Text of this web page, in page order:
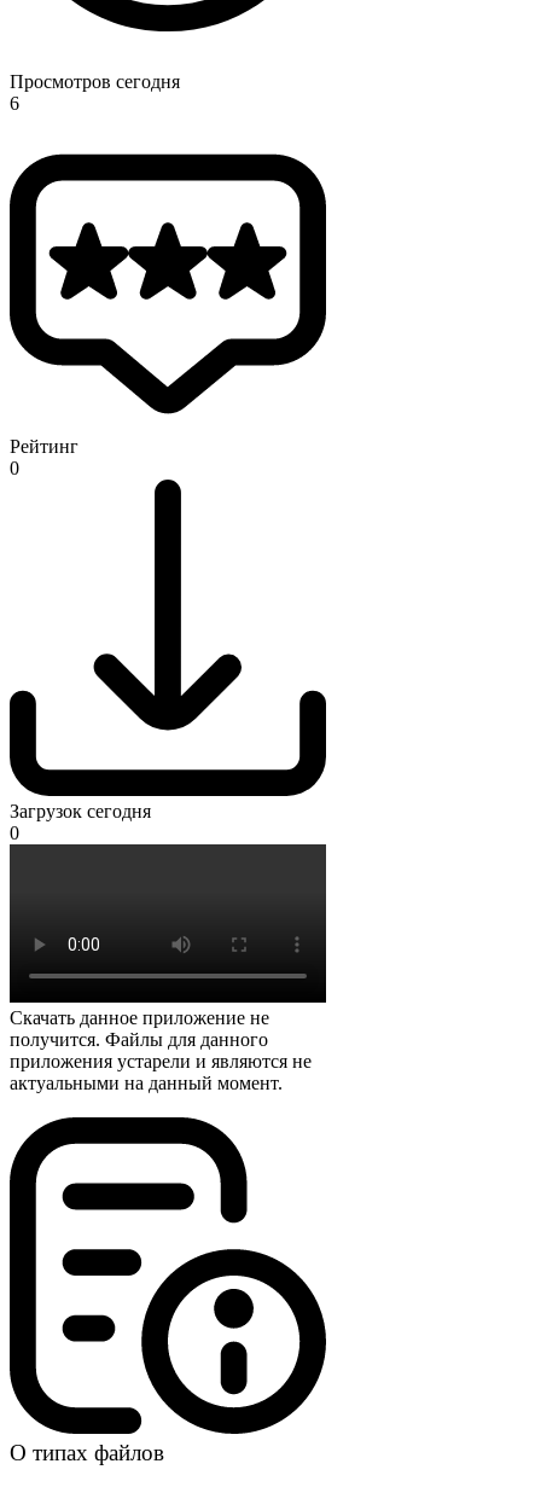
Просмотров сегодня
6
Рейтинг
0
Загрузок сегодня
0
Скачать данное приложение не
получится. Файлы для данного
приложения устарели и являются не
актуальными на данный момент.
О типах файлов